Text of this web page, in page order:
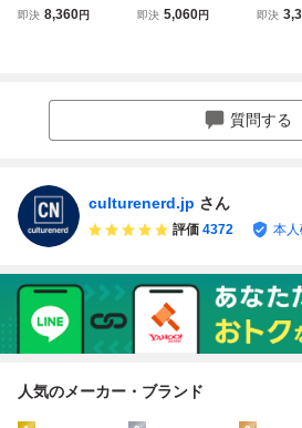
TS AGAINST RIG
即決 8,360円
TS AGAINST RIG
即決 5,060円
TS
即決
質問する
culturenerd.jp さん
評価 4372 本
人気のメーカー・ブランド